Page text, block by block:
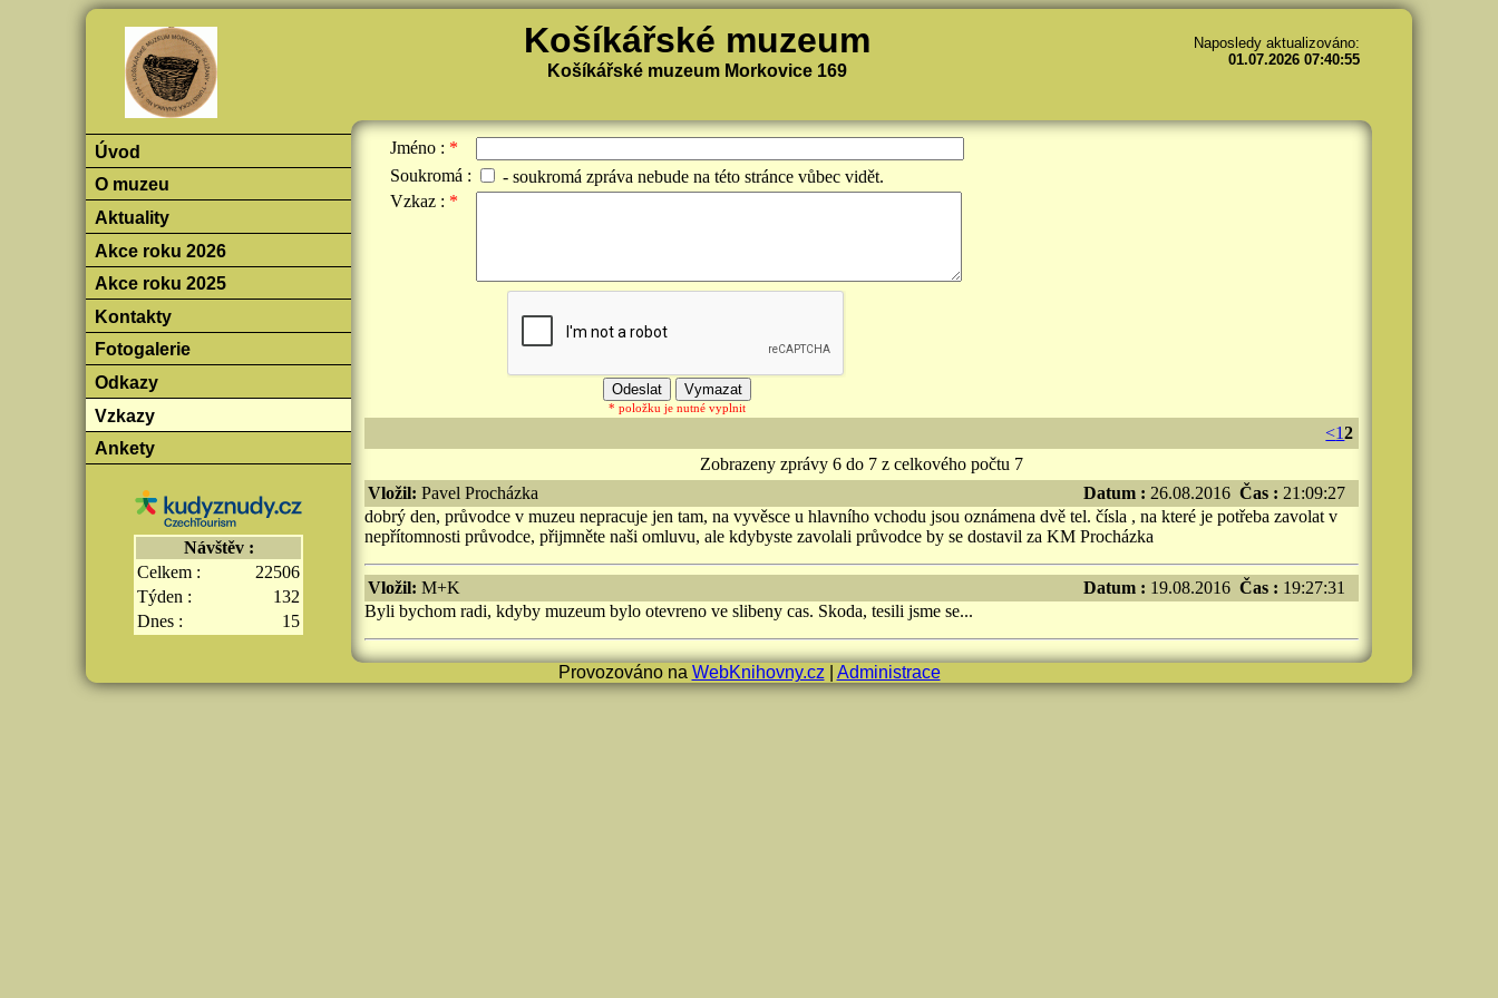
Naposledy aktualizováno:
01.07.2026 07:40:55
Košíkářské muzeum
Košíkářské muzeum Morkovice 169
Úvod
O muzeu
Aktuality
Akce roku 2026
Akce roku 2025
Kontakty
Fotogalerie
Odkazy
Vzkazy
Ankety
Návštěv :
Celkem :
22506
Týden :
132
Dnes :
15
Jméno : *
Soukromá :
- soukromá zpráva nebude na této stránce vůbec vidět.
Vzkaz : *
* položku je nutné vyplnit
<12
Zobrazeny zprávy 6 do 7 z celkového počtu 7
Vložil: Pavel Procházka Datum : 26.08.2016 Čas : 21:09:27
dobrý den, průvodce v muzeu nepracuje jen tam, na vyvěsce u hlavního vchodu jsou oznámena dvě tel. čísla , na které je potřeba zavolat v
nepřítomnosti průvodce, přijmněte naši omluvu, ale kdybyste zavolali průvodce by se dostavil za KM Procházka
Vložil: M+K Datum : 19.08.2016 Čas : 19:27:31
Byli bychom radi, kdyby muzeum bylo otevreno ve slibeny cas. Skoda, tesili jsme se...
Provozováno na WebKnihovny.cz Administrace